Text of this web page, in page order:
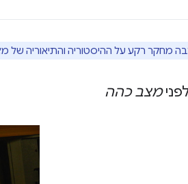
מחקר רקע על ההיסטוריה והתיאוריה של
מצב כהה